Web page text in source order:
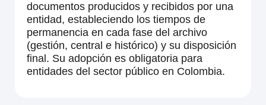
documentos producidos y recibidos por una
entidad, estableciendo los tiempos de
permanencia en cada fase del archivo
(gestión, central e histórico) y su disposición
final. Su adopción es obligatoria para
entidades del sector público en Colombia.